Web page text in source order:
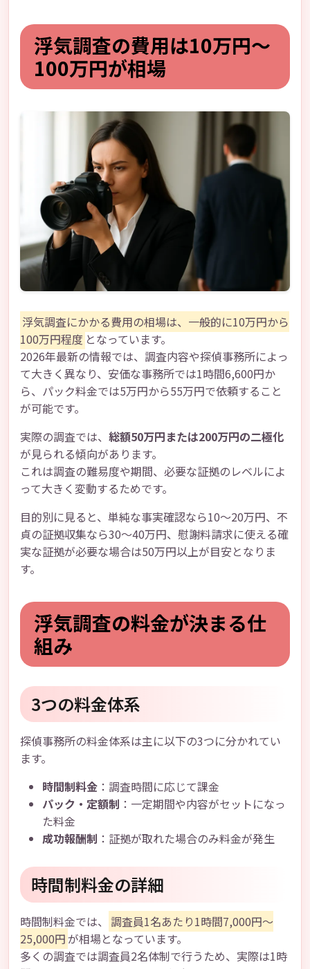
浮気調査の費用は10万円〜
100万円が相場
浮気調査にかかる費用の相場は、一般的に10万円から
100万円程度 となっています。
2026年最新の情報では、調査内容や探偵事務所によっ
て大きく異なり、安価な事務所では1時間6,600円か
ら、パック料金では5万円から55万円で依頼すること
が可能です。
実際の調査では、 総額50万円または200万円の二極化
が見られる傾向があります。
これは調査の難易度や期間、必要な証拠のレベルによ
って大きく変動するためです。
目的別に見ると、単純な事実確認なら10〜20万円、不
貞の証拠収集なら30〜40万円、慰謝料請求に使える確
実な証拠が必要な場合は50万円以上が目安となりま
す。
浮気調査の料金が決まる仕
組み
3つの料金体系
探偵事務所の料金体系は主に以下の3つに分かれてい
ます。
時間制料金 ：調査時間に応じて課金
パック・定額制 ：一定期間や内容がセットになっ
た料金
成功報酬制 ：証拠が取れた場合のみ料金が発生
時間制料金の詳細
時間制料金では、 調査員1名あたり1時間7,000円〜
25,000円が相場となっています。
多くの調査では調査員2名体制で行うため、実際は1時